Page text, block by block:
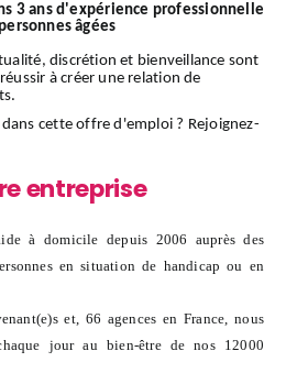
3 ans d'expérience professionnelle
âgées
discrétion et bienveillance sont
à créer une relation de
cette offre d'emploi ? Rejoignez-
entreprise
à domicile depuis 2006 auprès des
en situation de handicap ou en
et, 66 agences en France, nous
jour au bien-être de nos 12000